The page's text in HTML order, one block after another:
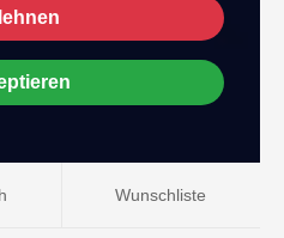
Wunschliste